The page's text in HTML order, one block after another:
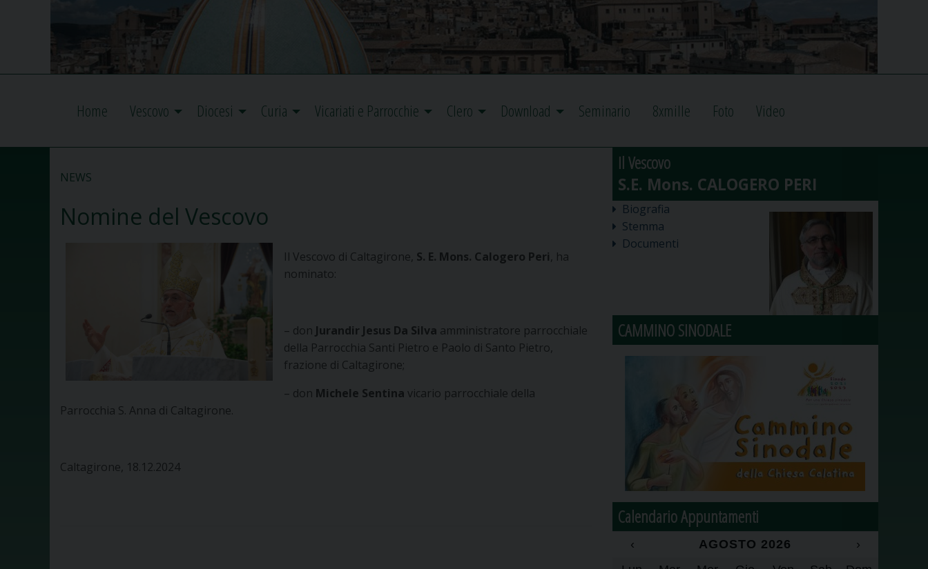
Home Vescovo Diocesi Curia Vicariati e Parrocchie Clero Download Seminario 8xmille Foto Video
NEWS
Nomine del Vescovo
Il Vescovo di Caltagirone, S. E. Mons. Calogero Peri, ha
nominato:
– don Jurandir Jesus Da Silva amministratore parrocchiale
della Parrocchia Santi Pietro e Paolo di Santo Pietro,
frazione di Caltagirone;
– don Michele Sentina vicario parrocchiale della
Parrocchia S. Anna di Caltagirone.
Caltagirone, 18.12.2024
Il Vescovo
Biografia
Stemma
Documenti
CAMMINO SINODALE
Calendario Appuntamenti
‹ AGOSTO 2026
›